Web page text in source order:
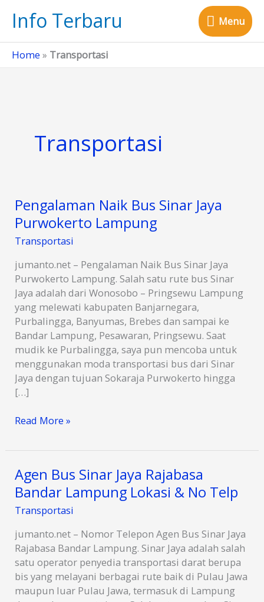
Info Terbaru Menu
Menu
Home » Transportasi
Transportasi
Pengalaman Naik Bus Sinar Jaya
Purwokerto Lampung
Transportasi
jumanto.net – Pengalaman Naik Bus Sinar Jaya
Purwokerto Lampung. Salah satu rute bus Sinar
Jaya adalah dari Wonosobo – Pringsewu Lampung
yang melewati kabupaten Banjarnegara,
Purbalingga, Banyumas, Brebes dan sampai ke
Bandar Lampung, Pesawaran, Pringsewu. Saat
mudik ke Purbalingga, saya pun mencoba untuk
menggunakan moda transportasi bus dari Sinar
Jaya dengan tujuan Sokaraja Purwokerto hingga
[…]
Pengalaman
Bus
Jaya
Purwokerto
Lampung
Read More »
Agen Bus Sinar Jaya Rajabasa
Bandar Lampung Lokasi & No Telp
Transportasi
jumanto.net – Nomor Telepon Agen Bus Sinar Jaya
Rajabasa Bandar Lampung. Sinar Jaya adalah salah
satu operator penyedia transportasi darat berupa
bis yang melayani berbagai rute baik di Pulau Jawa
maupun luar Pulau Jawa, termasuk di Lampung